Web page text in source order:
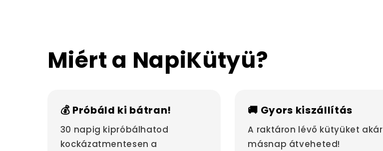
Miért a NapiKütyü?
💰 Próbáld ki bátran!
30 napig kipróbálhatod
kockázatmentesen a
🚚 Gyors kiszállítás
A raktáron lévő kütyüket akár
másnap átveheted!